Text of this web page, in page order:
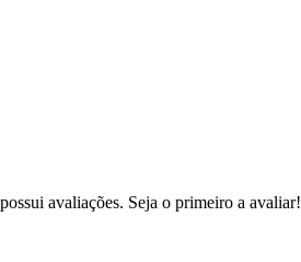
avaliações. Seja o primeiro a avaliar!